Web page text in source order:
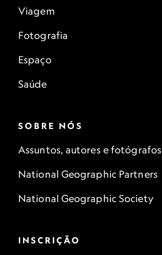
Viagem
Fotografia
Espaço
Saúde
SOBRE NÓS
Assuntos, autores e fotógrafos
National Geographic Partners
National Geographic Society
INSCRIÇÃO